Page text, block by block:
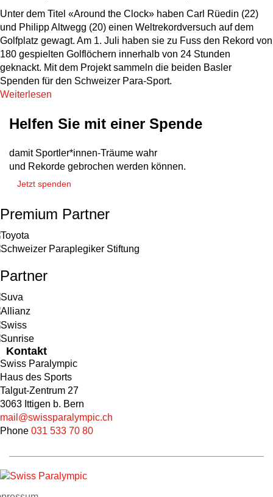
Unter dem Titel «Around the Clock» haben Carl Rüedin (22)
und Philipp Altwegg (20) einen Weltrekordversuch auf dem
Golfplatz gewagt. Am 1. Juli haben sie zu Fuss den Rekord von
180 gespielten Golflöchern innerhalb von 24 Stunden
geknackt. Mit dem Projekt sammeln die beiden Basler
Spenden für den Schweizer Para-Sport.
Weiterlesen
Helfen Sie mit einer Spende
damit Sportler*innen-Träume wahr
und Rekorde gebrochen werden können.
Jetzt spenden
Premium Partner
Partner
Kontakt
Swiss Paralympic
Haus des Sports
Talgut-Zentrum 27
3063 Ittigen b. Bern
mail@swissparalympic.ch
Phone 031 533 70 80